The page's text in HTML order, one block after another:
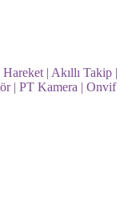
Hareket | Akıllı
| PT Kamera | Onvif